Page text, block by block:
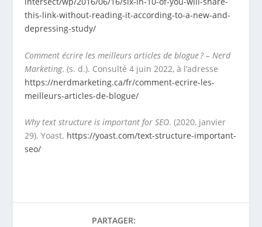
this-link-without-reading-it-according-to-a-new-and-
depressing-study/
Comment écrire les meilleurs articles de blogue ? – Nerd
Marketing. (s. d.). Consulté 4 juin 2022, à l’adresse
https://nerdmarketing.ca/fr/comment-ecrire-les-
meilleurs-articles-de-blogue/
Why text structure is important for SEO. (2020, janvier
29). Yoast. https://yoast.com/text-structure-important-
seo/
PARTAGER: